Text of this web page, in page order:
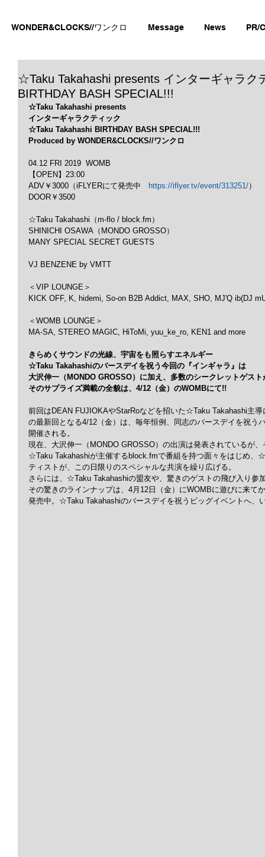
WONDER&CLOCKS//ワンクロ Message News PR/
☆Taku Takahashi presents インターギャラク
BIRTHDAY BASH SPECIAL!!!
☆Taku Takahashi presents
インターギャラクティック
☆Taku Takahashi BIRTHDAY BASH SPECIAL!!!
Produced by WONDER&CLOCKS//ワンクロ
04.12 FRI 2019  WOMB
【OPEN】23:00
ADV￥3000（iFLYERにて発売中
https://iflyer.tv/event/313251/）
DOOR￥3500
☆Taku Takahashi（m-flo / block.fm）
SHINICHI OSAWA（MONDO GROSSO）
MANY SPECIAL SECRET GUESTS
VJ BENZENE by VMTT
＜VIP LOUNGE＞
KICK OFF, K, hidemi, So-on B2B Addict, MAX, SHO, MJ'Q ib(DJ
＜WOMB LOUNGE＞
MA-SA, STEREO MAGIC, HiToMi, yuu_ke_ro, KEN1 and more
きらめくサウンドの光線、宇宙をも照らすエネルギー
☆Taku Takahashiのバースデイを祝う今回の『インギャラ』は
大沢伸一（MONDO GROSSO）に加え、多数のシークレットゲスト
そのサプライズ満載の全貌は、4/12（金）のWOMBにて!!
前回はDEAN FUJIOKAやStarRoなどを招いた☆Taku Takahashi主
の最新回となる4/12（金）は、毎年恒例、同志のバースデイを祝う
開催される。
現在、大沢伸一（MONDO GROSSO）の出演は発表されているが
☆Taku Takahashiが主催するblock.fmで番組を持つ面々をはじめ、
ティストが、この日限りのスペシャルな共演を繰り広げる。
さらには、☆Taku Takahashiの盟友や、驚きのゲストの飛び入り参
その驚きのラインナップは、4月12日（金）にWOMBに遊びに来て
発売中。☆Taku Takahashiのバースデイを祝うビッグイベントへ、